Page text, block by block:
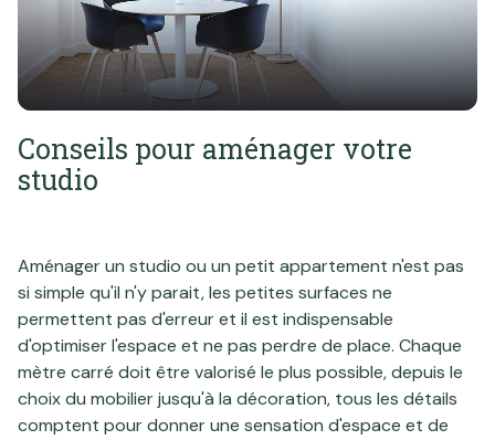
Local
professionnel
ou
commercial
Biens
vendus
ou
commercial
Notre
agence
Contact
Conseils pour aménager votre
studio
Aménager un studio ou un petit appartement n'est pas
si simple qu'il n'y parait, les petites surfaces ne
permettent pas d'erreur et il est indispensable
d'optimiser l'espace et ne pas perdre de place. Chaque
mètre carré doit être valorisé le plus possible, depuis le
choix du mobilier jusqu'à la décoration, tous les détails
comptent pour donner une sensation d'espace et de